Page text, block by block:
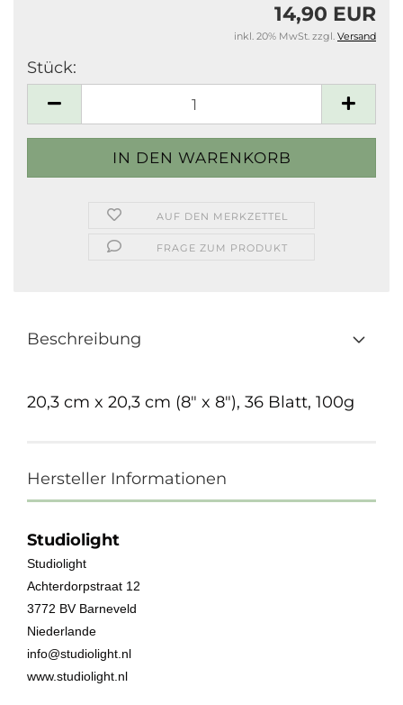
14,90 EUR
inkl. 20% MwSt. zzgl. Versand
Stück:
AUF DEN MERKZETTEL
FRAGE ZUM PRODUKT
Beschreibung
20,3 cm x 20,3 cm (8" x 8"), 36 Blatt, 100g
Hersteller Informationen
Studiolight
Studiolight
Achterdorpstraat 12
3772 BV Barneveld
Niederlande
info@studiolight.nl
www.studiolight.nl